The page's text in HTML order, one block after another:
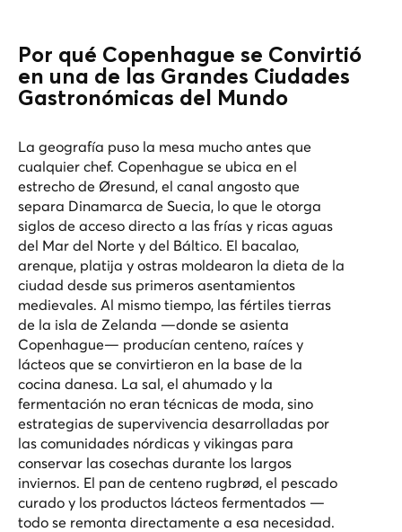
Por qué Copenhague se Convirtió
en una de las Grandes Ciudades
Gastronómicas del Mundo
La geografía puso la mesa mucho antes que
cualquier chef. Copenhague se ubica en el
estrecho de Øresund, el canal angosto que
separa Dinamarca de Suecia, lo que le otorga
siglos de acceso directo a las frías y ricas aguas
del Mar del Norte y del Báltico. El bacalao,
arenque, platija y ostras moldearon la dieta de la
ciudad desde sus primeros asentamientos
medievales. Al mismo tiempo, las fértiles tierras
de la isla de Zelanda —donde se asienta
Copenhague— producían centeno, raíces y
lácteos que se convirtieron en la base de la
cocina danesa. La sal, el ahumado y la
fermentación no eran técnicas de moda, sino
estrategias de supervivencia desarrolladas por
las comunidades nórdicas y vikingas para
conservar las cosechas durante los largos
inviernos. El pan de centeno rugbrød, el pescado
curado y los productos lácteos fermentados —
todo se remonta directamente a esa necesidad.